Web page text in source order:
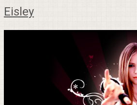
Eisley